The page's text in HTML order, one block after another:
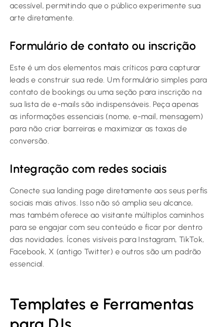
acessível, permitindo que o público experimente sua
arte diretamente.
Formulário de contato ou inscrição
Este é um dos elementos mais críticos para capturar
leads e construir sua rede. Um formulário simples para
contato de bookings ou uma seção para inscrição na
sua lista de e-mails são indispensáveis. Peça apenas
as informações essenciais (nome, e-mail, mensagem)
para não criar barreiras e maximizar as taxas de
conversão.
Integração com redes sociais
Conecte sua landing page diretamente aos seus perfis
sociais mais ativos. Isso não só amplia seu alcance,
mas também oferece ao visitante múltiplos caminhos
para se engajar com seu conteúdo e ficar por dentro
das novidades. Ícones visíveis para Instagram, TikTok,
Facebook, X (antigo Twitter) e outros são um padrão
essencial.
Templates e Ferramentas